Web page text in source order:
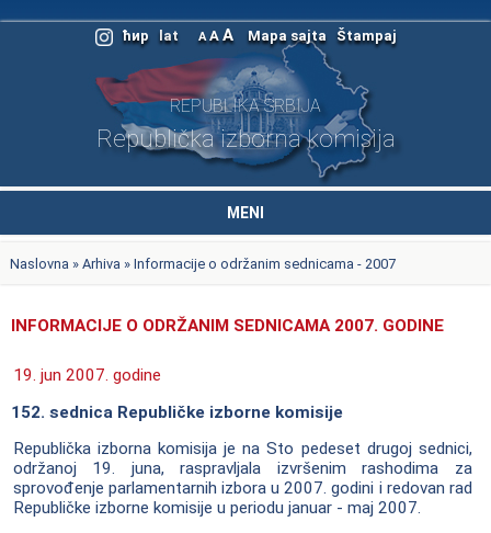
ћир lat A A A Mapa sajta Štampaj
REPUBLIKA SRBIJA
Republička izborna komisija
MENI
Naslovna » Arhiva » Informacije o održanim sednicama - 2007
INFORMACIJE O ODRŽANIM SEDNICAMA 2007. GODINE
19. jun 2007. godine
152. sednica Republičke izborne komisije
Republička izborna komisija je na Sto pedeset drugoj sednici,
održanoj 19. juna, raspravljala izvršenim rashodima za
sprovođenje parlamentarnih izbora u 2007. godini i redovan rad
Republičke izborne komisije u periodu januar - maj 2007.